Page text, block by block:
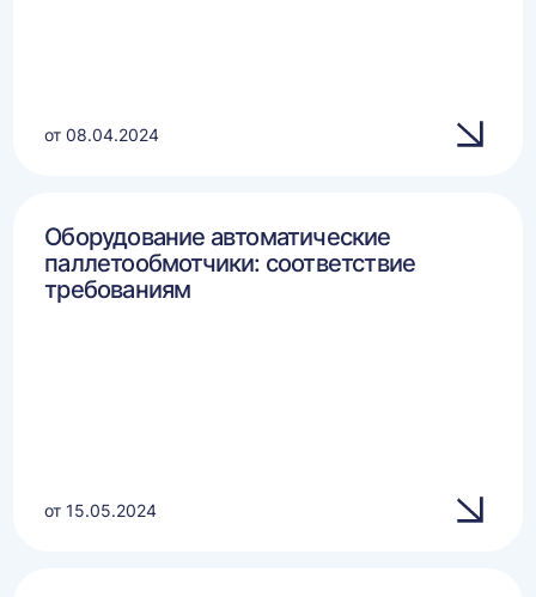
от 08.04.2024
Оборудование автоматические
паллетообмотчики: соответствие
требованиям
от 15.05.2024